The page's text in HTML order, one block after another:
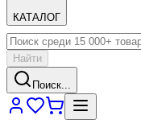
КАТАЛОГ
Найти
Поиск...